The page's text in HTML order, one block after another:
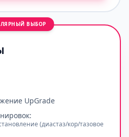
ВЫБОР
UpGrade
(диастаз/кор/тазовое